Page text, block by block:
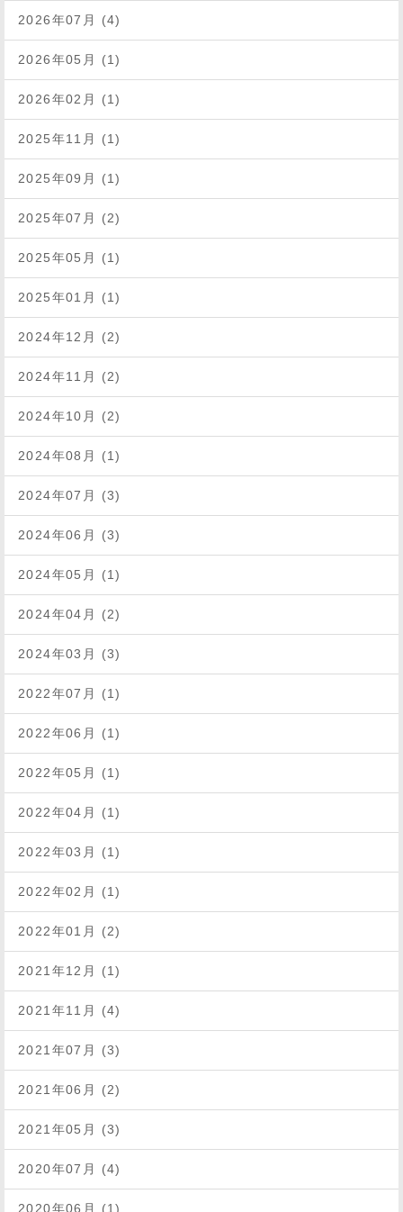
2026年07月 (4)
2026年05月 (1)
2026年02月 (1)
2025年11月 (1)
2025年09月 (1)
2025年07月 (2)
2025年05月 (1)
2025年01月 (1)
2024年12月 (2)
2024年11月 (2)
2024年10月 (2)
2024年08月 (1)
2024年07月 (3)
2024年06月 (3)
2024年05月 (1)
2024年04月 (2)
2024年03月 (3)
2022年07月 (1)
2022年06月 (1)
2022年05月 (1)
2022年04月 (1)
2022年03月 (1)
2022年02月 (1)
2022年01月 (2)
2021年12月 (1)
2021年11月 (4)
2021年07月 (3)
2021年06月 (2)
2021年05月 (3)
2020年07月 (4)
2020年06月 (1)